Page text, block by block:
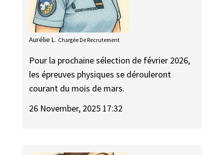
Aurélie L. Chargée De Recrutement
Pour la prochaine sélection de février 2026,
les épreuves physiques se dérouleront
courant du mois de mars.
26 November, 2025 17:32